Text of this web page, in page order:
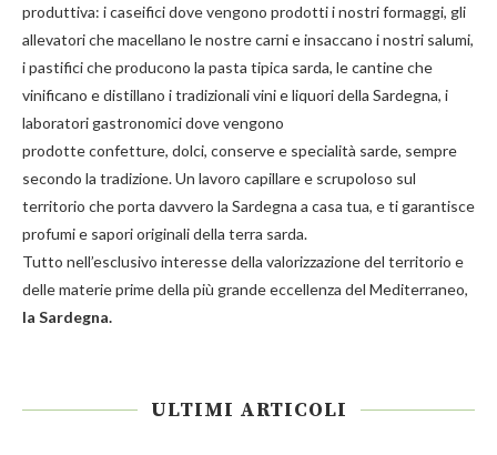
produttiva: i caseifici dove vengono prodotti i nostriformaggi, gli
allevatori che macellano le nostrecarnie insaccano i nostri salumi,
i pastifici che producono la pasta tipica sarda, le cantine che
vinificano e distillano i tradizionalivini e liquoridella Sardegna, i
laboratori gastronomici dove vengono
prodotteconfetture, dolci, conservee specialità sarde, sempre
secondo la tradizione. Un lavoro capillare e scrupoloso sul
territorio che porta davvero la Sardegna a casa tua, e ti garantisce
profumi e sapori originali della terra sarda.
Tutto nell’esclusivo interesse della valorizzazione del territorio e
delle materie prime della più grande eccellenza del Mediterraneo,
la Sardegna.
ULTIMI ARTICOLI